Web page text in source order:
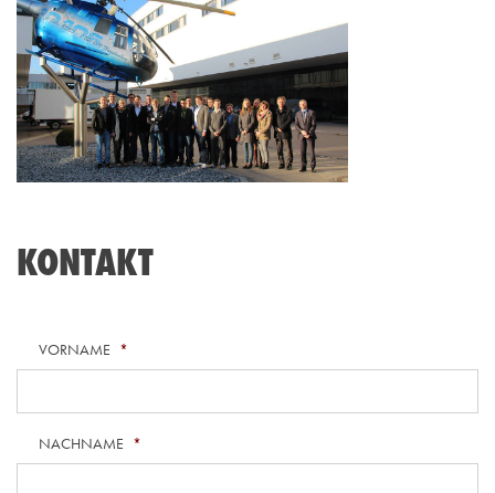
KONTAKT
VORNAME *
NACHNAME *